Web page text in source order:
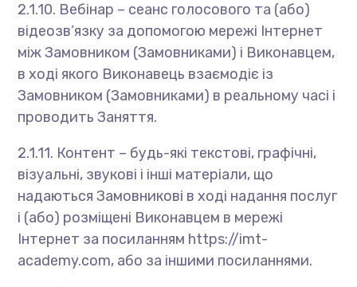
2.1.10. Вебінар – сеанс голосового та (або)
відеозв’язку за допомогою мережі Інтернет
між Замовником (Замовниками) і Виконавцем,
в ході якого Виконавець взаємодіє із
Замовником (Замовниками) в реальному часі і
проводить Заняття.
2.1.11. Контент – будь-які текстові, графічні,
візуальні, звукові і інші матеріали, що
надаються Замовникові в ході надання послуг
і (або) розміщені Виконавцем в мережі
Інтернет за посиланням https://imt-
academy.com, або за іншими посиланнями.